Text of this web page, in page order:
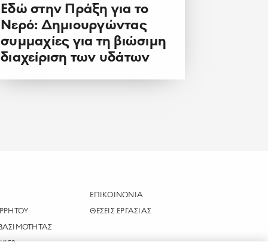
Εδώ στην Πράξη για το
Νερό: Δημιουργώντας
συμμαχίες για τη βιώσιμη
διαχείριση των υδάτων
ΕΠΙΚΟΙΝΩΝΙΑ
ΘΕΣΕΙΣ ΕΡΓΑΣΙΑΣ